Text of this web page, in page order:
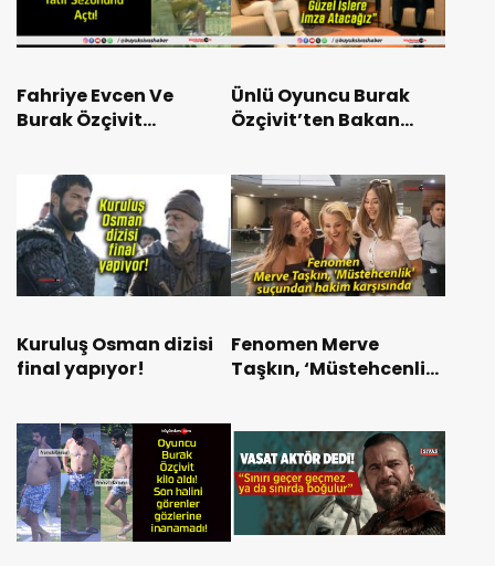
Fahriye Evcen Ve
Burak Özçivit
Sezonunu Açtı!
Ünlü Oyuncu Burak
Özçivit’ten Bakan
Güzel İşlere İmza
Atacağız”
Kuruluş Osman dizisi
final yapıyor!
Fenomen Merve
Taşkın, ‘Müstehcenlik’